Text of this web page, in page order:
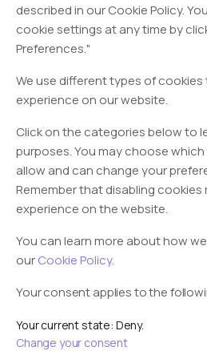
described in our Cookie Policy.
cookie settings at any time by
Preferences."
We use different types of
experience on our website.
Click on the categories below to
purposes. You may choose
allow and can change your
Remember that disabling
experience on the website.
You can learn more about how
ourCookie Policy.
Your consent applies to the
Your current state: Deny.
Change your consent